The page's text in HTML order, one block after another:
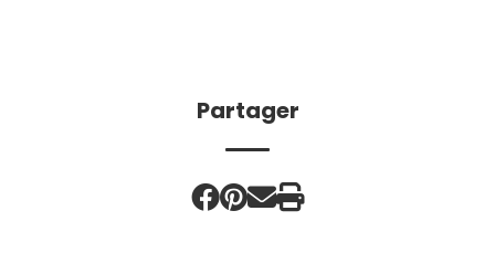
Partager